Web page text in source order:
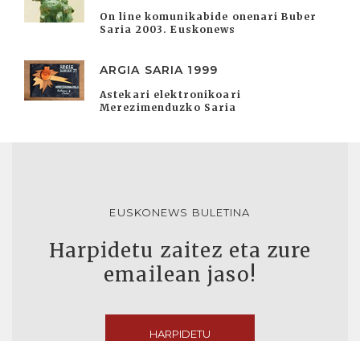
On line komunikabide onenari Buber
Saria 2003. Euskonews
ARGIA SARIA 1999
Astekari elektronikoari
Merezimenduzko Saria
EUSKONEWS BULETINA
Harpidetu zaitez eta zure
emailean jaso!
HARPIDETU